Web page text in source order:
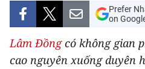
VĂN HÓA
XÃ HỘI
Prefer
on
Lâm Đồngcó không gian
cao nguyên xuống duyên